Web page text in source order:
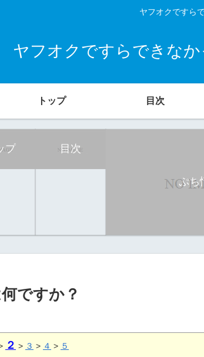
ヤフオクですら
ヤフオクですらできな
トップ 目次
プ 目次
ぷち
ですか？
２ > ３ > ４ > ５